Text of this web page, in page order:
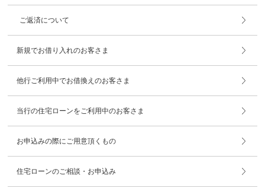
ご返済について
新規でお借り入れのお客さま
他行ご利用中でお借換えのお客さま
当行の住宅ローンをご利用中のお客さま
お申込みの際にご用意頂くもの
住宅ローンのご相談・お申込み